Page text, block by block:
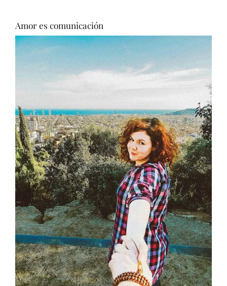
Amor es comunicación
Ver